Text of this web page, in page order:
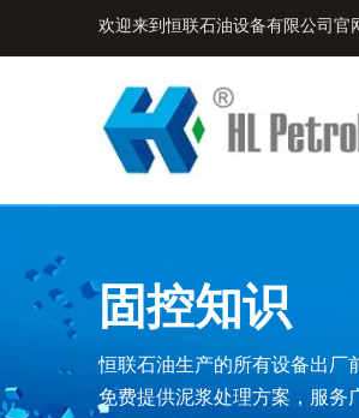
欢迎来到恒联石油设备有限公司官
固控知识
恒联石油生产的所有设备出厂
免费提供泥浆处理方案，服务